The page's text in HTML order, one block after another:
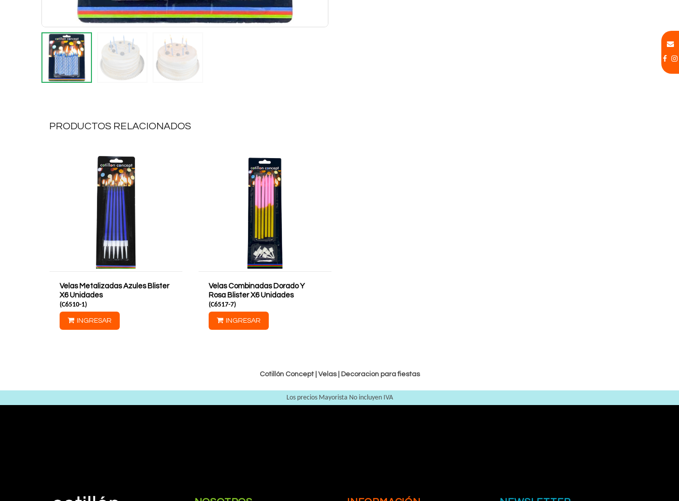
PRODUCTOS RELACIONADOS
Velas Metalizadas Azules Blister
X6 Unidades
(C6510-1)
INGRESAR
Velas Combinadas Dorado Y
Rosa Blister X6 Unidades
(C6517-7)
INGRESAR
Cotillón Concept | Velas| Decoracion para fiestas
Los precios Mayorista No incluyen IVA